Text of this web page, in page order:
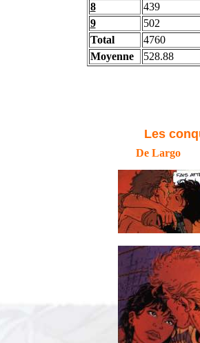
8
439
9
502
Total
4760
Moyenne
528.88
Les
De Largo